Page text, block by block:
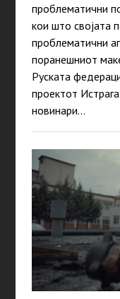
проблематични
кои што својата
проблематични
поранешниот
Руската
проектот
новинари…